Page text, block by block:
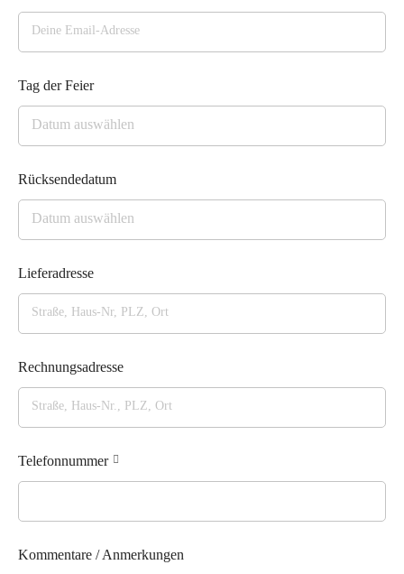
Tag der Feier
Rücksendedatum
Lieferadresse
Rechnungsadresse
Telefonnummer
Kommentare / Anmerkungen